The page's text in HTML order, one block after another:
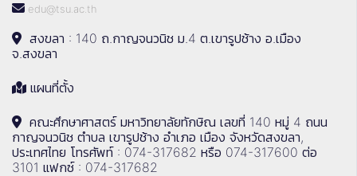
edu@tsu.ac.th
สงขลา : 140 ถ.กาญจนวนิช ม.4 ต.เขารูปช้าง อ.เมือง
จ.สงขลา
แผนที่ตั้ง
คณะศึกษาศาสตร์ มหาวิทยาลัยทักษิณ เลขที่ 140 หมู่ 4 ถนน
กาญจนวนิช ตำบล เขารูปช้าง อำเภอ เมือง จังหวัดสงขลา,
ประเทศไทย โทรศัพท์ : 074-317682 หรือ 074-317600 ต่อ
3101 แฟกซ์ : 074-317682